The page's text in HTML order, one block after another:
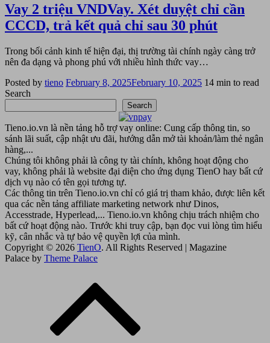
Vay 2 triệu VNDVay. Xét duyệt chỉ cần
CCCD, trả kết quả chỉ sau 30 phút
Trong bối cảnh kinh tế hiện đại, thị trường tài chính ngày càng trở
nên đa dạng và phong phú với nhiều hình thức vay…
Posted by tieno Posted
February 8, 2025February 10, 2025 14 min to read
Search
Search
Tieno.io.vn là nền tảng hỗ trợ vay online: Cung cấp thông tin, so
sánh lãi suất, cập nhật ưu đãi, hướng dẫn mở tài khoản/làm thẻ ngân
hàng,...
Chúng tôi không phải là công ty tài chính, không hoạt động cho
vay, không phải là website đại diện cho ứng dụng TienO hay bất cứ
dịch vụ nào có tên gọi tương tự.
Các thông tin trên Tieno.io.vn chỉ có giá trị tham khảo, được liên kết
qua các nền tảng affiliate marketing network như Dinos,
Accesstrade, Hyperlead,... Tieno.io.vn không chịu trách nhiệm cho
bất cứ hoạt động nào. Trước khi truy cập, bạn đọc vui lòng tìm hiểu
kỹ, cân nhắc và tự bảo vệ quyền lợi của mình.
Copyright © 2026 TienO. All Rights Reserved | Magazine
Palace by Theme Palace